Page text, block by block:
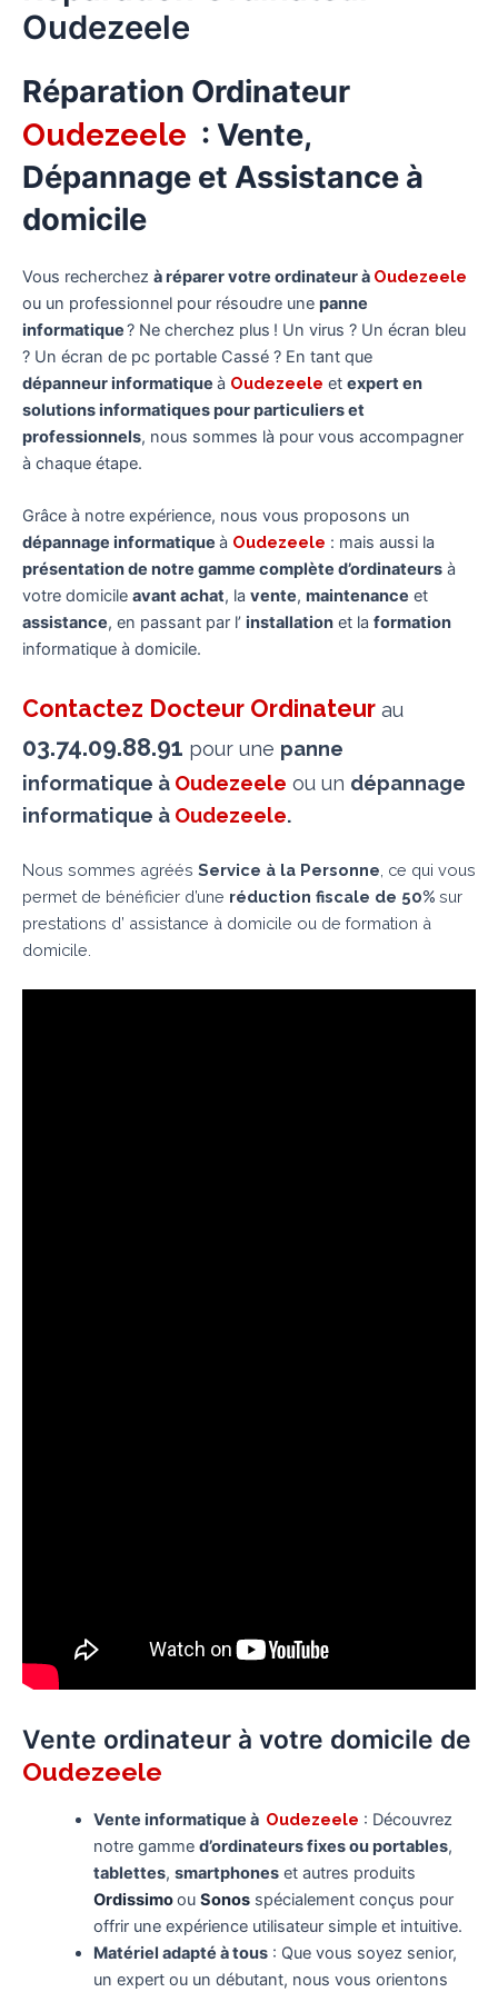
Oudezeele
Réparation Ordinateur
Oudezeele : Vente,
Dépannage et Assistance à
domicile
Vous recherchez à réparer votre ordinateur à Oudezeele
ou un professionnel pour résoudre une panne
informatique? Ne cherchez plus ! Un virus ? Un écran bleu
? Un écran de pc portable Cassé ? En tant que
dépanneur informatique à Oudezeele et expert en
solutions informatiques pour particuliers et
professionnels, nous sommes là pour vous accompagner
à chaque étape.
Grâce à notre expérience, nous vous proposons un
dépannage informatique à Oudezeele : mais aussi la
présentation de notre gamme complète d’ordinateurs à
votre domicile avant achat, la vente, maintenance et
assistance, en passant par l’ installation et la formation
informatique à domicile.
Contactez Docteur Ordinateur au
03.74.09.88.91 pour une panne
informatique à Oudezeele ou un dépannage
informatique à Oudezeele.
Nous sommes agréés Service à la Personne , ce qui vous
permet de bénéficier d’une réduction fiscale de 50% sur
prestations d’ assistance à domicile ou de formation à
domicile.
Vente ordinateur à votre domicile de
Oudezeele
Vente informatique à Oudezeele : Découvrez
notre gamme d’ordinateurs fixes ou portables,
tablettes, smartphoneset autres produits
Ordissimoou Sonos spécialement conçus pour
offrir une expérience utilisateur simple et intuitive.
Matériel adapté à tous: Que vous soyez senior,
un expert ou un débutant, nous vous orientons